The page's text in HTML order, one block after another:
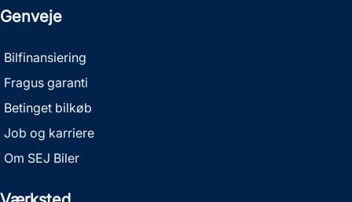
Genveje
Bilfinansiering
Fragus garanti
Betinget bilkøb
Job og karriere
Om SEJ Biler